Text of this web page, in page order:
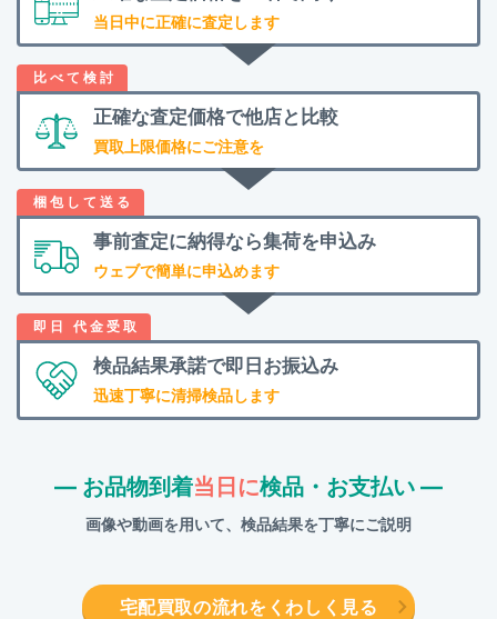
当日中に正確に査定します
正確な査定価格で他店と比較
買取上限価格にご注意を
事前査定に納得なら集荷を申込み
ウェブで簡単に申込めます
検品結果承諾で即日お振込み
迅速丁寧に清掃検品します
― お品物到着当日に検品・お支払い ―
画像や動画を用いて、検品結果を丁寧にご説明
宅配買取の流れをくわしく見る